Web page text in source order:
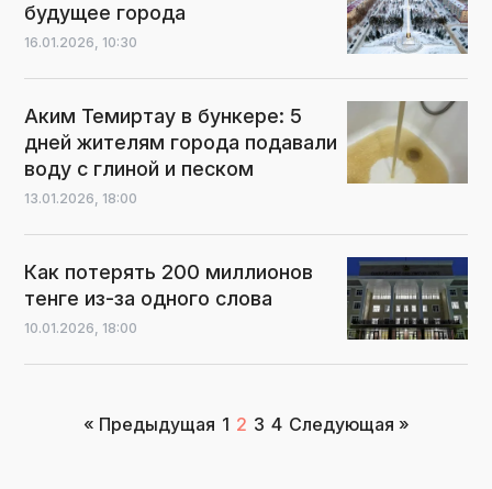
будущее города
16.01.2026, 10:30
Аким Темиртау в бункере: 5
дней жителям города подавали
воду с глиной и песком
13.01.2026, 18:00
Как потерять 200 миллионов
тенге из-за одного слова
10.01.2026, 18:00
Пагинация
« Предыдущая 1 2 3 4 Следующая »